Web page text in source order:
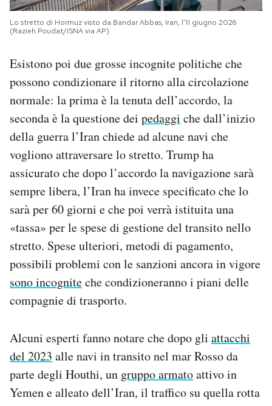
Lo stretto di Hormuz visto da Bandar Abbas, Iran, l’11 giugno 2026
(Razieh Poudat/ISNA via AP)
Esistono poi due grosse incognite politiche che
possono condizionare il ritorno alla circolazione
normale: la prima è la tenuta dell’accordo, la
seconda è la questione dei pedaggi che dall’inizio
della guerra l’Iran chiede ad alcune navi che
vogliono attraversare lo stretto. Trump ha
assicurato che dopo l’accordo la navigazione sarà
sempre libera, l’Iran ha invece specificato che lo
sarà per 60 giorni e che poi verrà istituita una
«tassa» per le spese di gestione del transito nello
stretto. Spese ulteriori, metodi di pagamento,
possibili problemi con le sanzioni ancora in vigore
sono incogniteche condizioneranno i piani delle
compagnie di trasporto.
Alcuni esperti fanno notare che dopo gli attacchi
del 2023 alle navi in transito nel mar Rosso da
parte degli Houthi, un gruppo armatoattivo in
Yemen e alleato dell’Iran, il traffico su quella rotta